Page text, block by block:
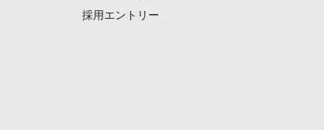
採用エントリー